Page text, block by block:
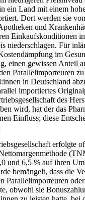
ein Land mit einem
Dort werden sie
und
Einkaufskonditionen
niederschlagen. Für
im
einen gewissen Anteil
Parallelimporteuren zu
in Deutschland
importiertes
des
wird, hat der das
Einfluss; diese
erfolgte
und 6,5 % auf ihren
bemängelt, dass die
Parallelimporteuren
obwohl sie